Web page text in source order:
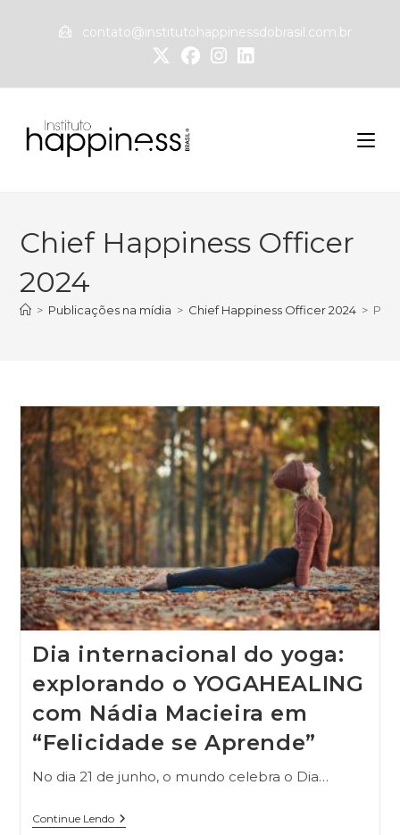
contato@institutohappinessdobrasil.com.br
Chief Happiness Officer
2024
> Publicações na mídia > Chief Happiness Officer 2024 >
Dia internacional do yoga:
explorando o YOGAHEALING
com Nádia Macieira em
“Felicidade se Aprende”
No dia 21 de junho, o mundo celebra o Dia…
Continue Lendo